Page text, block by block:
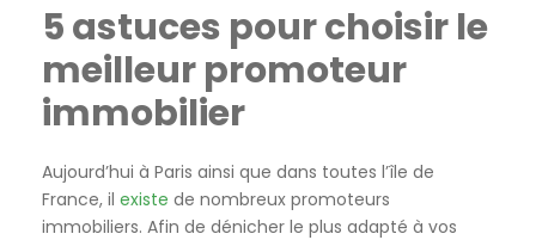
5 astuces pour choisir le
meilleur promoteur
immobilier
Aujourd’hui à Paris ainsi que dans toutes l’île de
France, il existe de nombreux promoteurs
immobiliers. Afin de dénicher le plus adapté à vos